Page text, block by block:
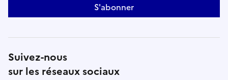
S'abonner
Suivez-nous
sur les réseaux sociaux